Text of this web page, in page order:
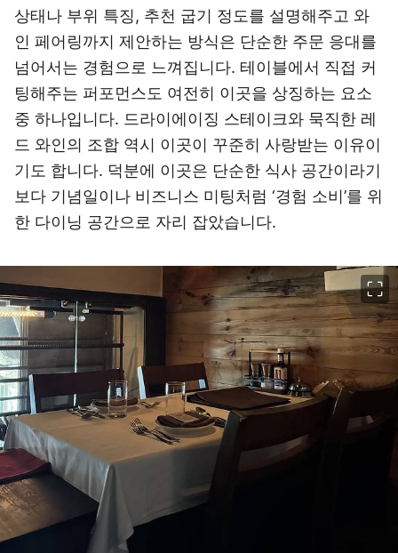
상태나 부위 특징, 추천 굽기 정도를 설명해주고 와
인 페어링까지 제안하는 방식은 단순한 주문 응대를
넘어서는 경험으로 느껴집니다. 테이블에서 직접 커
팅해주는 퍼포먼스도 여전히 이곳을 상징하는 요소
중 하나입니다. 드라이에이징 스테이크와 묵직한 레
드 와인의 조합 역시 이곳이 꾸준히 사랑받는 이유이
기도 합니다. 덕분에 이곳은 단순한 식사 공간이라기
보다 기념일이나 비즈니스 미팅처럼 ‘경험 소비’를 위
한 다이닝 공간으로 자리 잡았습니다.